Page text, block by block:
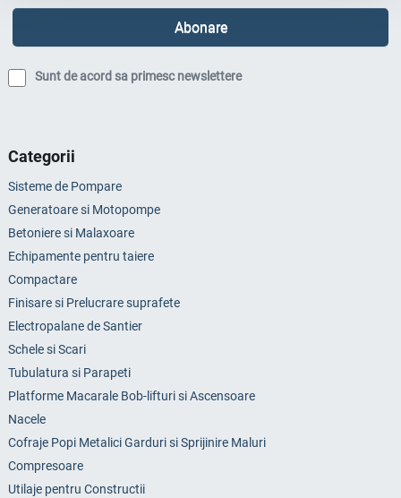
Sunt de acord sa primesc newslettere
Categorii
Sisteme de Pompare
Generatoare si Motopompe
Betoniere si Malaxoare
Echipamente pentru taiere
Compactare
Finisare si Prelucrare suprafete
Electropalane de Santier
Schele si Scari
Tubulatura si Parapeti
Platforme Macarale Bob-lifturi si Ascensoare
Nacele
Cofraje Popi Metalici Garduri si Sprijinire Maluri
Compresoare
Utilaje pentru Constructii